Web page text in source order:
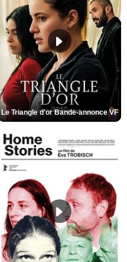
Le Triangle d'or Bande-annonce VF